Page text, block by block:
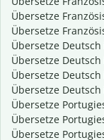
Übersetze
Übersetze
Übersetze
Übersetze
Übersetze
Übersetze
Übersetze
Übersetze
Übersetze